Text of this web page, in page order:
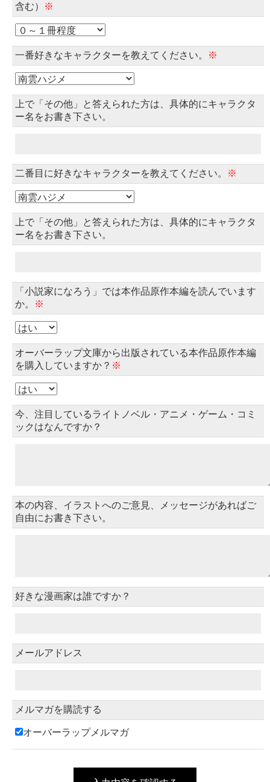
含む）
※
一番好きなキャラクターを教えてください。 ※
上で「その他」と答えられた方は、具体的にキャラクタ
ー名をお書き下さい。
二番目に好きなキャラクターを教えてください。 ※
上で「その他」と答えられた方は、具体的にキャラクタ
ー名をお書き下さい。
「小説家になろう」では本作品原作本編を読んでいます
か。
※
オーバーラップ文庫から出版されている本作品原作本編
を購入していますか？ ※
今、注目しているライトノベル・アニメ・ゲーム・コミ
ックはなんですか？
本の内容、イラストへのご意見、メッセージがあればご
自由にお書き下さい。
好きな漫画家は誰ですか？
メールアドレス
メルマガを購読する
オーバーラップメルマガ